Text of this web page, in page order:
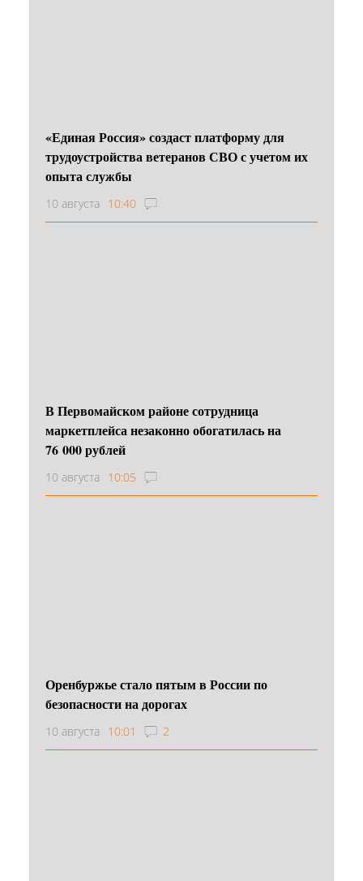
«Единая Россия» создаст платформу для
трудоустройства ветеранов СВО с учетом их
опыта службы
10 августа 10:40
В Первомайском районе сотрудница
маркетплейса незаконно обогатилась на
76 000 рублей
10 августа 10:05
Оренбуржье стало пятым в России по
безопасности на дорогах
10 августа 10:01 2